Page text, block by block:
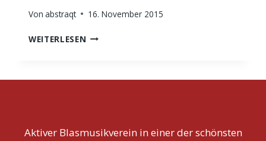
Von abstraqt 16. November 2015
WEITERLESEN PETER
Aktiver Blasmusikverein in einer der schönsten